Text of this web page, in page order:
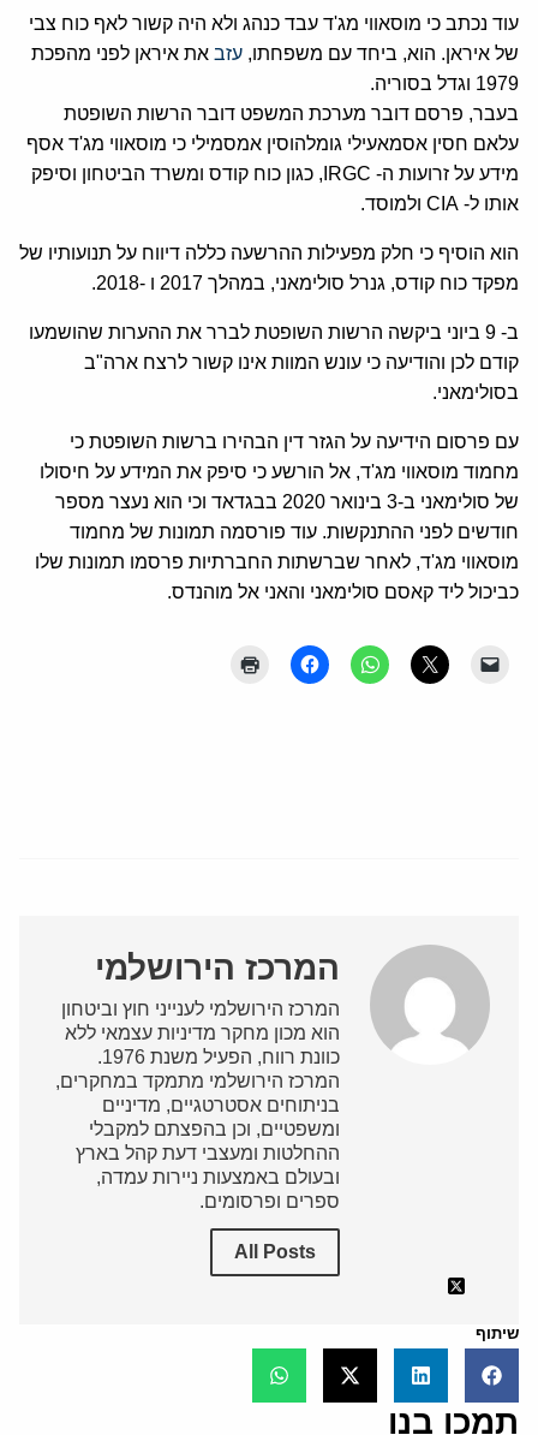
עוד נכתב כי מוסאווי מג'ד עבד כנהג ולא היה קשור לאף כוח צבי
של איראן. הוא, ביחד עם משפחתו, עזב את איראן לפני מהפכת
1979 וגדל בסוריה.
בעבר, פרסם דובר מערכת המשפט דובר הרשות השופטת
עלאם חסין אסמאעילי גומלהוסין אמסמילי כי מוסאווי מג'ד אסף
מידע על זרועות ה- IRGC, כגון כוח קודס ומשרד הביטחון וסיפק
אותו ל- CIA ולמוסד.
הוא הוסיף כי חלק מפעילות ההרשעה כללה דיווח על תנועותיו של
מפקד כוח קודס, גנרל סולימאני, במהלך 2017 ו -2018.
ב- 9 ביוני ביקשה הרשות השופטת לברר את ההערות שהושמעו
קודם לכן והודיעה כי עונש המוות אינו קשור לרצח ארה"ב
בסולימאני.
עם פרסום הידיעה על הגזר דין הבהירו ברשות השופטת כי
מחמוד מוסאווי מג'ד, אל הורשע כי סיפק את המידע על חיסולו
של סולימאני ב-3 בינואר 2020 בבגדאד וכי הוא נעצר מספר
חודשים לפני ההתנקשות. עוד פורסמה תמונות של מחמוד
מוסאווי מג'ד, לאחר שברשתות החברתיות פרסמו תמונות שלו
כביכול ליד קאסם סולימאני והאני אל מוהנדס.
המרכז הירושלמי
המרכז הירושלמי לענייני חוץ וביטחון
הוא מכון מחקר מדיניות עצמאי ללא
כוונת רווח, הפעיל משנת 1976.
המרכז הירושלמי מתמקד במחקרים,
בניתוחים אסטרטגיים, מדיניים
ומשפטיים, וכן בהפצתם למקבלי
ההחלטות ומעצבי דעת קהל בארץ
ובעולם באמצעות ניירות עמדה,
ספרים ופרסומים.
All Posts
שיתוף
תמכו בנו